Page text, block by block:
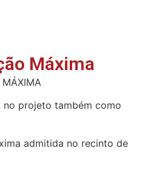
Máxima
projeto também como
admitida no recinto de